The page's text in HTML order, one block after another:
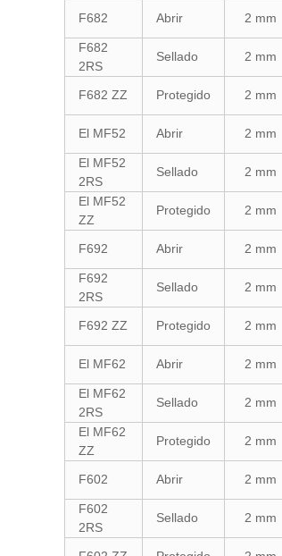
F682 Abrir 2 mm
F682
2RS
Sellado 2 mm
F682 ZZ Protegido 2 mm
El MF52 Abrir 2 mm
El MF52
2RS
Sellado 2 mm
El MF52
ZZ
Protegido 2 mm
F692 Abrir 2 mm
F692
2RS
Sellado 2 mm
F692 ZZ Protegido 2 mm
El MF62 Abrir 2 mm
El MF62
2RS
Sellado 2 mm
El MF62
ZZ
Protegido 2 mm
F602 Abrir 2 mm
F602
2RS
Sellado 2 mm